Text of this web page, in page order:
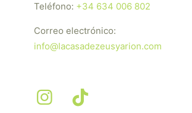
Teléfono: +34 634 006 802
Correo electrónico:
info@lacasadezeusyarion.com